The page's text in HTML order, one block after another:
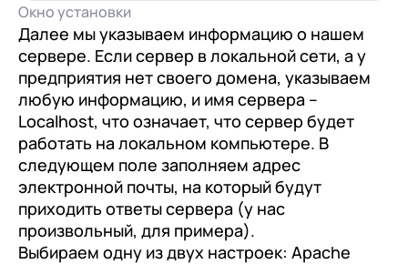
Окно установки
Далее мы указываем информацию о нашем
сервере. Если сервер в локальной сети, а у
предприятия нет своего домена, указываем
любую информацию, и имя сервера –
Localhost, что означает, что сервер будет
работать на локальном компьютере. В
следующем поле заполняем адрес
электронной почты, на который будут
приходить ответы сервера (у нас
произвольный, для примера).
Выбираем одну из двух настроек: Apache